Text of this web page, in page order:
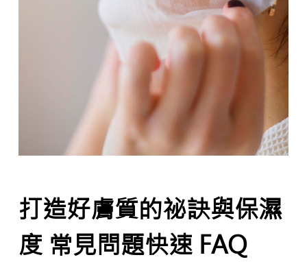
打造好膚質的祕訣與保濕
度 常見問題快速 FAQ